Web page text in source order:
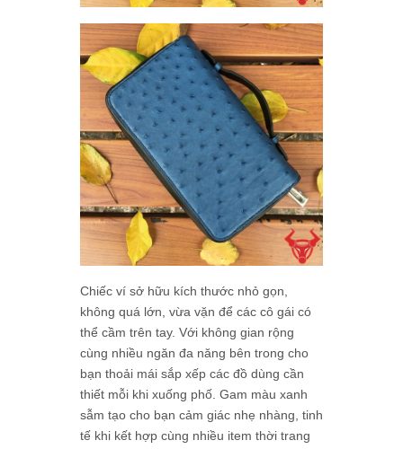
Chiếc ví sở hữu kích thước nhỏ gọn,
không quá lớn, vừa vặn để các cô gái có
thể cầm trên tay. Với không gian rộng
cùng nhiều ngăn đa năng bên trong cho
bạn thoải mái sắp xếp các đồ dùng cần
thiết mỗi khi xuống phố. Gam màu xanh
sẫm tạo cho bạn cảm giác nhẹ nhàng, tinh
tế khi kết hợp cùng nhiều item thời trang